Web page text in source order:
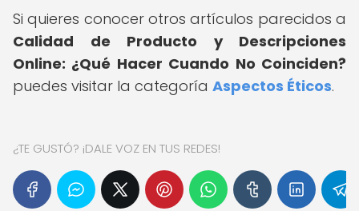
Si quieres conocer otros artículos parecidos a
Calidad de Producto y Descripciones
Online: ¿Qué Hacer Cuando No Coinciden?
puedes visitar la categoría Aspectos Éticos.
¿TE GUSTÓ? ¡DALE VOZ EN TUS REDES!